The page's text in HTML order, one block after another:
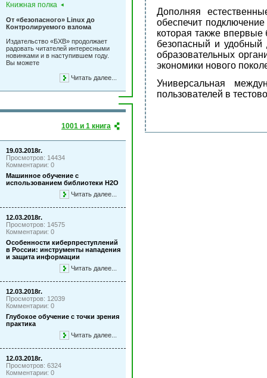
Книжная полка
От «безопасного» Linux до
Контролируемого взлома
Издательство «БХВ» продолжает
радовать читателей интересными
новинками и в наступившем году.
Вы можете
Читать далее...
1001 и 1 книга
19.03.2018г.
Просмотров: 14434
Комментарии: 0
Машинное обучение с
использованием библиотеки Н2О
Читать далее...
12.03.2018г.
Просмотров: 14575
Комментарии: 0
Особенности киберпреступлений
в России: инструменты нападения
и защита информации
Читать далее...
12.03.2018г.
Просмотров: 12039
Комментарии: 0
Глубокое обучение с точки зрения
практика
Читать далее...
12.03.2018г.
Просмотров: 6324
Комментарии: 0
Дополняя
обеспечит
которая также
безопасный и удобный
образовательных
экономики нового
Универсальная
пользователей в